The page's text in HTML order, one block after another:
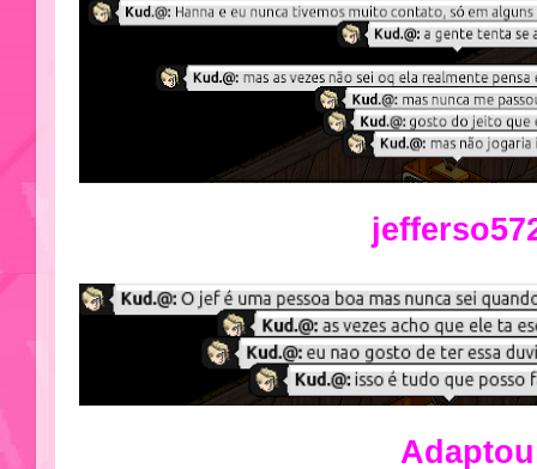
Adaptou